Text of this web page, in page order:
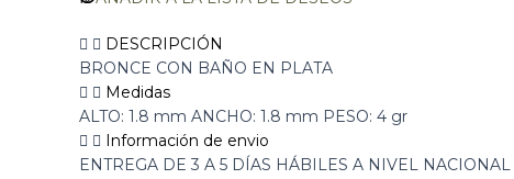
DESCRIPCIÓN
BRONCE CON BAÑO EN PLATA
Medidas
ALTO: 1.8 mm ANCHO: 1.8 mm PESO: 4 gr
Información de envio
ENTREGA DE 3 A 5 DÍAS HÁBILES A NIVEL NACIONAL